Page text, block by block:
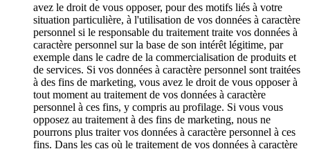
avez le droit de vous opposer, pour des motifs liés à votre
situation particulière, à l'utilisation de vos données à caractère
personnel si le responsable du traitement traite vos données à
caractère personnel sur la base de son intérêt légitime, par
exemple dans le cadre de la commercialisation de produits et
de services. Si vos données à caractère personnel sont traitées
à des fins de marketing, vous avez le droit de vous opposer à
tout moment au traitement de vos données à caractère
personnel à ces fins, y compris au profilage. Si vous vous
opposez au traitement à des fins de marketing, nous ne
pourrons plus traiter vos données à caractère personnel à ces
fins. Dans les cas où le traitement de vos données à caractère